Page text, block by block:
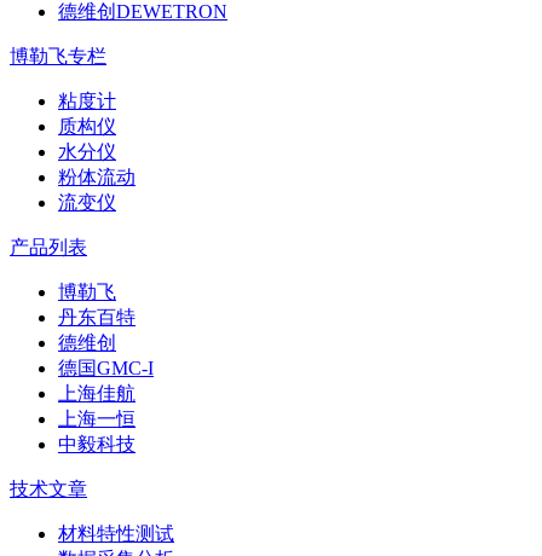
德维创DEWETRON
博勒飞专栏
粘度计
质构仪
水分仪
粉体流动
流变仪
产品列表
博勒飞
丹东百特
德维创
德国GMC-I
上海佳航
上海一恒
中毅科技
技术文章
材料特性测试